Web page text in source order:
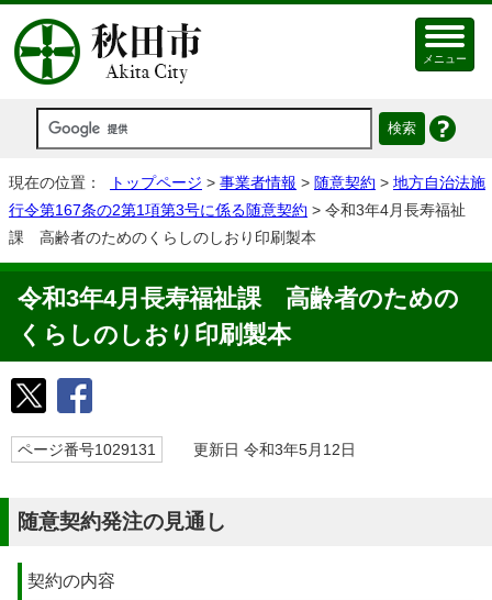
メニュー
現在の位置： トップページ > 事業者情報 > 随意契約 > 地方自治法施
行令第167条の2第1項第3号に係る随意契約 > 令和3年4月長寿福祉
課 高齢者のためのくらしのしおり印刷製本
令和3年4月長寿福祉課 高齢者のための
くらしのしおり印刷製本
ページ番号1029131 更新日 令和3年5月12日
随意契約発注の見通し
契約の内容